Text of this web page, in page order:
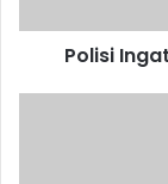
Polisi